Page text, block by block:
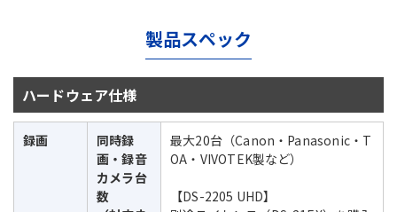
製品スペック
ハードウェア仕様
録画
同時録
画・録音
カメラ台
数
最大20台（Canon・Panasonic・T
OA・VIVOTEK製など）
【DS-2205 UHD】